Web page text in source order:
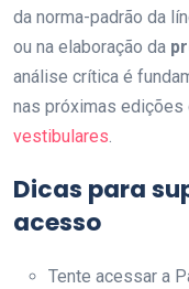
da norma-padrão da
ou na elaboração da
análise crítica é
nas próximas edições
vestibulares.
Dicas para
acesso
Tente acessar a